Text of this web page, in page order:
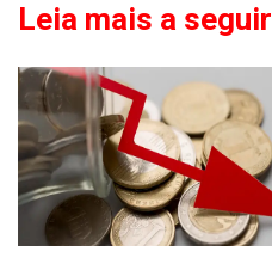
Leia mais a seguir